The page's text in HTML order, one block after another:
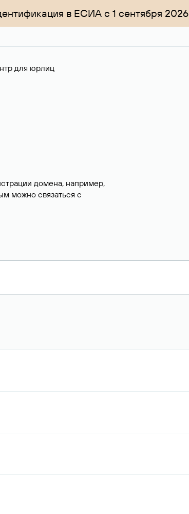
в ЕСИА с 1 сентября 2026
для юрлиц
домена, например,
можно связаться с